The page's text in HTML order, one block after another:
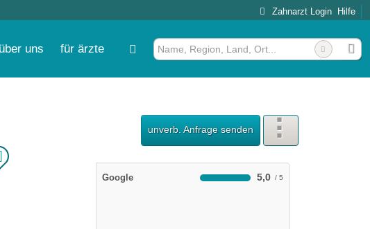
Zahnarzt Login Hilfe
über uns für ärzte
unverb. Anfrage senden
Google 5,0